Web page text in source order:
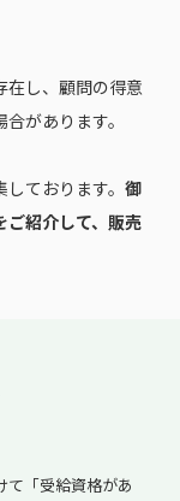
在し、顧問の得意
があります。
ております。 御
ご紹介して、販売
て「受給資格があ